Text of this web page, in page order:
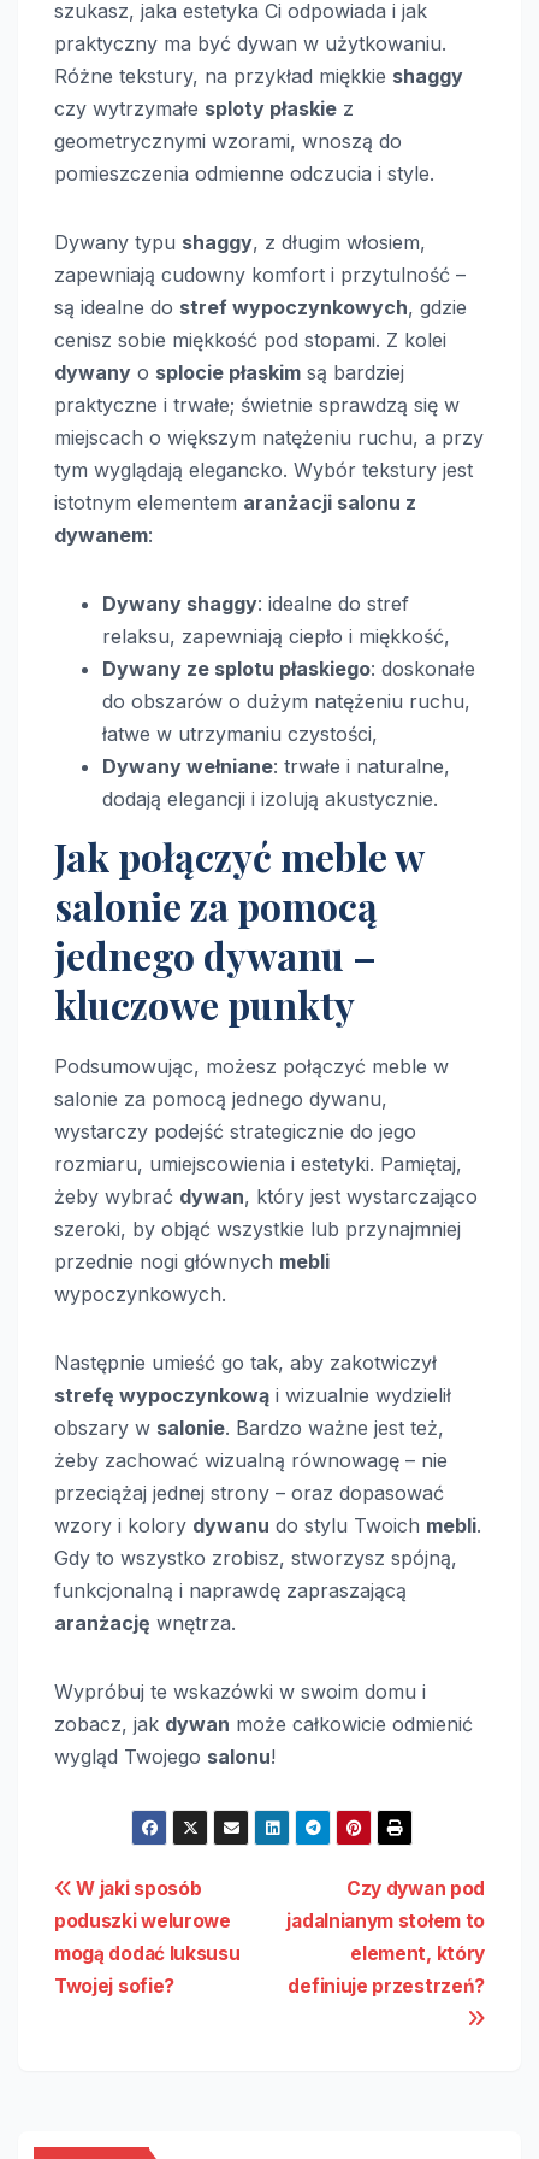
szukasz, jaka estetyka Ci odpowiada i jak
praktyczny ma być dywan w użytkowaniu.
Różne tekstury, na przykład miękkie shaggy
czy wytrzymałe sploty płaskie z
geometrycznymi wzorami, wnoszą do
pomieszczenia odmienne odczucia i style.
Dywany typu shaggy, z długim włosiem,
zapewniają cudowny komfort i przytulność –
są idealne do stref wypoczynkowych, gdzie
cenisz sobie miękkość pod stopami. Z kolei
dywany o splocie płaskim są bardziej
praktyczne i trwałe; świetnie sprawdzą się w
miejscach o większym natężeniu ruchu, a przy
tym wyglądają elegancko. Wybór tekstury jest
istotnym elementem aranżacji salonu z
dywanem:
Dywany shaggy: idealne do stref
relaksu, zapewniają ciepło i miękkość,
Dywany ze splotu płaskiego: doskonałe
do obszarów o dużym natężeniu ruchu,
łatwe w utrzymaniu czystości,
Dywany wełniane: trwałe i naturalne,
dodają elegancji i izolują akustycznie.
Jak połączyć meble w
salonie za pomocą
jednego dywanu –
kluczowe punkty
Podsumowując, możesz połączyć meble w
salonie za pomocą jednego dywanu,
wystarczy podejść strategicznie do jego
rozmiaru, umiejscowienia i estetyki. Pamiętaj,
żeby wybrać dywan, który jest wystarczająco
szeroki, by objąć wszystkie lub przynajmniej
przednie nogi głównych mebli
wypoczynkowych.
Następnie umieść go tak, aby zakotwiczył
strefę wypoczynkową i wizualnie wydzielił
obszary w salonie. Bardzo ważne jest też,
żeby zachować wizualną równowagę – nie
przeciążaj jednej strony – oraz dopasować
wzory i kolory dywanu do stylu Twoich mebli.
Gdy to wszystko zrobisz, stworzysz spójną,
funkcjonalną i naprawdę zapraszającą
aranżację wnętrza.
Wypróbuj te wskazówki w swoim domu i
zobacz, jak dywan może całkowicie odmienić
wygląd Twojego salonu!
Nawigacja
wpisu
Czy dywan pod
jadalnianym stołem to
element, który
definiuje przestrzeń?
W jaki sposób
poduszki welurowe
mogą dodać luksusu
Twojej sofie?